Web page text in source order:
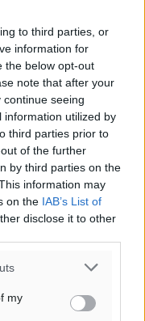
to third parties, or
information for
the below opt-out
note that after your
seeing
information utilized by
third parties prior to
of the further
by third parties on the
information may
on the IAB’s List of
disclose it to other
my
ακούγοντας Άννα
ο Πρέσβης
κυριάρχησε στη
πρόεδρο της
και άνοιγμα προς